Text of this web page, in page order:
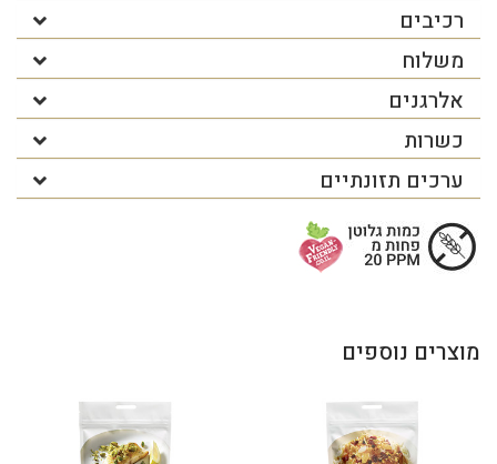
רכיבים
משלוח
אלרגנים
כשרות
ערכים תזונתיים
מוצרים נוספים